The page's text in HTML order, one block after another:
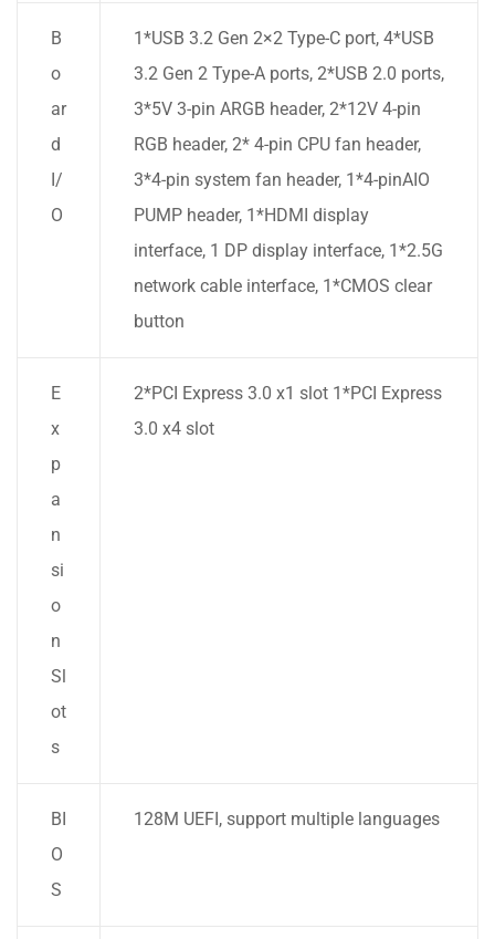
B
o
ar
d
I/
O
1*USB 3.2 Gen 2×2 Type-C port, 4*USB
3.2 Gen 2 Type-A ports, 2*USB 2.0 ports,
3*5V 3-pin ARGB header, 2*12V 4-pin
RGB header, 2* 4-pin CPU fan header,
3*4-pin system fan header, 1*4-pinAIO
PUMP header, 1*HDMI display
interface, 1 DP display interface, 1*2.5G
network cable interface, 1*CMOS clear
button
E
x
p
a
n
si
o
n
Sl
ot
s
2*PCI Express 3.0 x1 slot 1*PCI Express
3.0 x4 slot
BI
O
S
128M UEFI, support multiple languages